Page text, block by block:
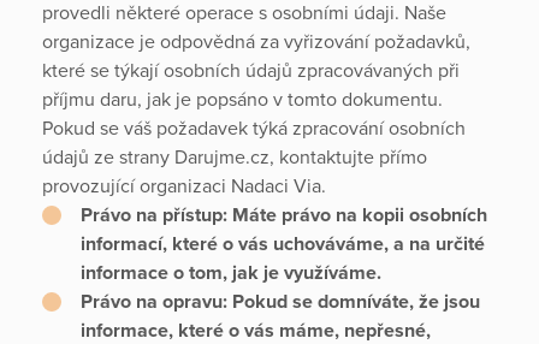
provedli některé operace s osobními údaji. Naše
organizace je odpovědná za vyřizování požadavků,
které se týkají osobních údajů zpracovávaných při
příjmu daru, jak je popsáno v tomto dokumentu.
Pokud se váš požadavek týká zpracování osobních
údajů ze strany Darujme.cz, kontaktujte přímo
provozující organizaci Nadaci Via.
Právo na přístup: Máte právo na kopii osobních
informací, které o vás uchováváme, a na určité
informace o tom, jak je využíváme.
Právo na opravu: Pokud se domníváte, že jsou
informace, které o vás máme, nepřesné,